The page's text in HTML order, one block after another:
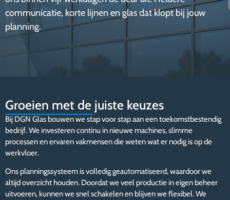
communicatie, korte lijnen en glas dat klopt bij jouw
planning.
Groeien met de juiste keuzes
Bij DGN Glas bouwen we stap voor stap aan een toekomstbestendig
bedrijf. We investeren continu in nieuwe machines, slimme
processen en ervaren vakmensen die weten wat er nodig is op de
werkvloer.
Ons planningssysteem is volledig geautomatiseerd, waardoor we
altijd overzicht houden. Doordat we veel productie in eigen beheer
uitvoeren, kunnen we snel schakelen en blijven we flexibel. We